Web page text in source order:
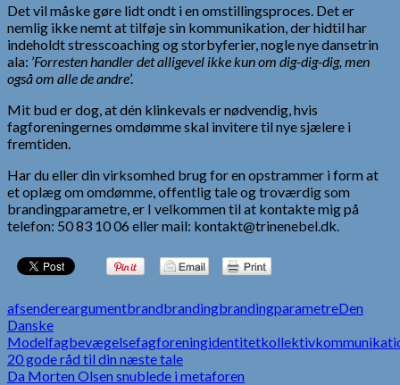
Det vil måske gøre lidt ondt i en omstillingsproces. Det er
nemlig ikke nemt at tilføje sin kommunikation, der hidtil har
indeholdt stresscoaching og storbyferier, nogle nye dansetrin
ala: ’Forresten handler det alligevel ikke kun om dig-dig-dig, men
også om alle de andre’.
Mit bud er dog, at dén klinkevals er nødvendig, hvis
fagforeningernes omdømme skal invitere til nye sjælere i
fremtiden.
Har du eller din virksomhed brug for en opstrammer i form at
et oplæg om omdømme, offentlig tale og troværdig som
brandingparametre, er I velkommen til at kontakte mig på
telefon: 50 83 10 06 eller mail: kontakt@trinenebel.dk.
afsendereargumentbrandbrandingbrandingparametreDen
Danske
Modelfagbevægelsefagforeningidentitetkollektiv
Indlægsnavigation
20 gode råd til din næste tale
Da Morten Olsen snublede i metaforen